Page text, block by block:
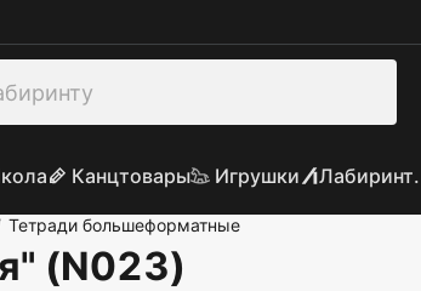
Канцтовары Игрушки
Тетради большеформатные
(N023)